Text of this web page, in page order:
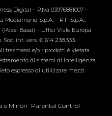
Digital – P.Iva 03976881007 –
S.p.A. – RTI S.p.A.,
Bassi) – Uffici Viale Europa
int. vers. € 614.238.333.
trasmessi e/o riprodotti è vietata
di sistemi di intelligenza
espresso di utilizzare mezzi
e Minori Parental Control